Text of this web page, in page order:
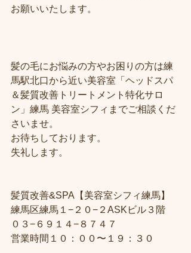
お願いいたします。
髪の毛にお悩みの方やお困りの方は練
馬駅北口から近い美容室「ヘッドスパ
＆髪質改善トリートメント特化サロ
ン」練馬 美容室シフィまでご相談くだ
さいませ。
お待ちしております。
失礼します。
髪質改善&SPA【美容室シフィ練馬】
練馬区練馬１−２０−２ASKビル３階
０３−６９１４−８７４７
営業時間１０：００〜１９：３０